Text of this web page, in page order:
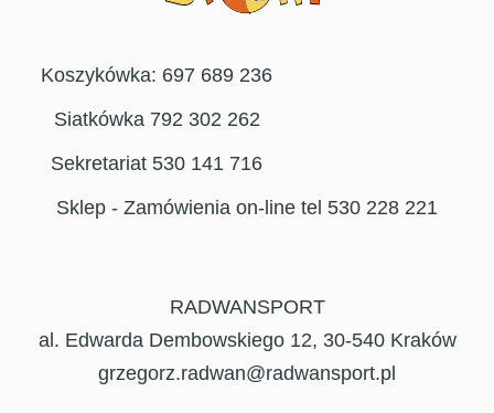
Koszykówka: 697 689 236
Siatkówka 792 302 262
Sekretariat 530 141 716
Sklep - Zamówienia on-line tel 530 228 221
RADWANSPORT
al. Edwarda Dembowskiego 12, 30-540 Kraków
grzegorz.radwan@radwansport.pl